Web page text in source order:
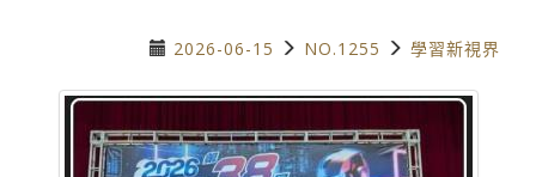
2026-06-15 NO.1255 學習新視界